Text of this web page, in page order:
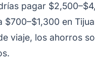
pagar
$700–$1,300 en
viaje, los ahorros